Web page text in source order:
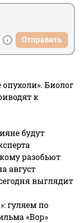
Отправить
Биолог
к
будут
разобьют
август
выглядит
гуляем по
«Вор»